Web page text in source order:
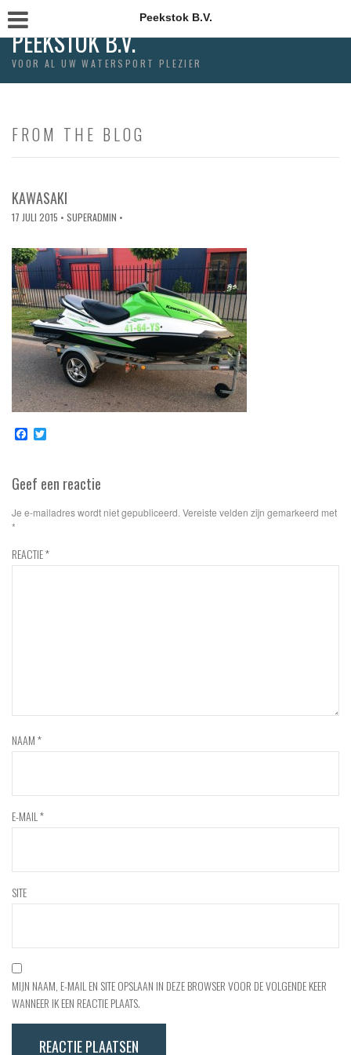
Peekstok B.V.
PEEKSTOK B.V.
VOOR AL UW WATERSPORT PLEZIER
FROM THE BLOG
KAWASAKI
17 JULI 2015 • SUPERADMIN •
Facebook
Geef een reactie
Je e-mailadres wordt niet gepubliceerd. Vereiste velden zijn gemarkeerd met
*
REACTIE*
NAAM*
E-MAIL*
SITE
MIJN NAAM, E-MAIL EN SITE OPSLAAN IN DEZE BROWSER VOOR DE VOLGENDE KEER
WANNEER IK EEN REACTIE PLAATS.